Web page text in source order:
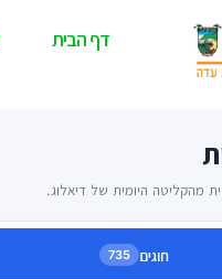
דף הבית
מהקליטה היומית של דיאלוג.
חוגים 735